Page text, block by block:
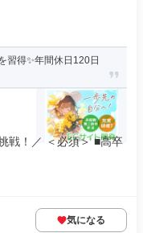
習得✨年間休日120日
戦！／ ＜必須＞ ■高卒
気になる